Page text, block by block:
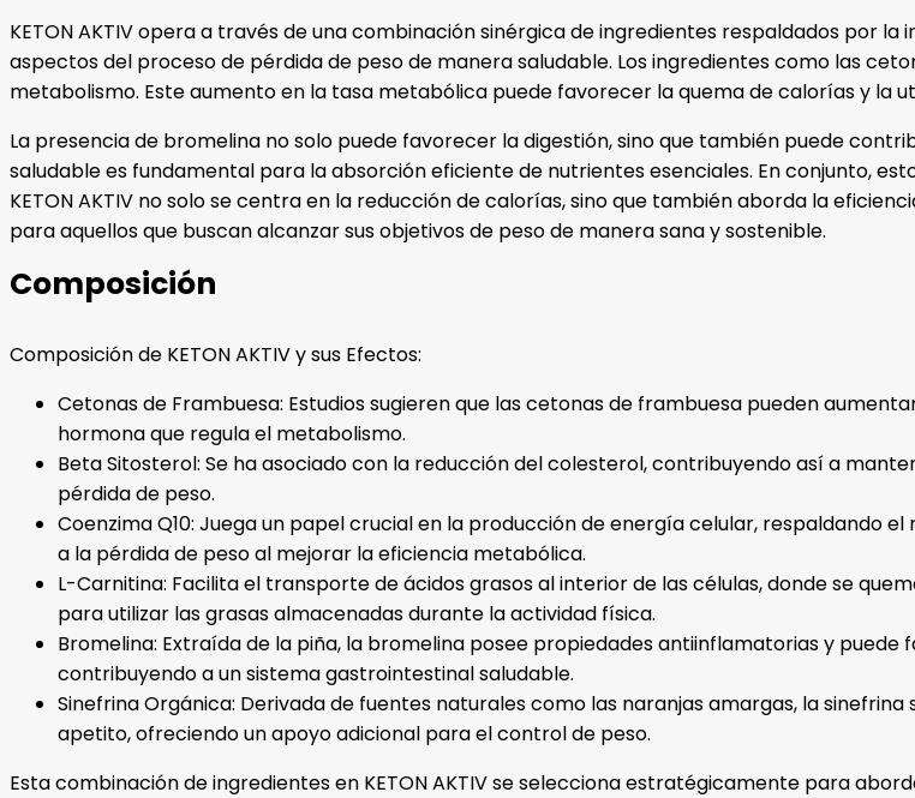
KETON AKTIV opera a través de una combinación sinérgica de ingredientes respaldados por
aspectos del proceso de pérdida de peso de manera saludable. Los ingredientes como las
metabolismo. Este aumento en la tasa metabólica puede favorecer la quema de calorías y la
La presencia de bromelina no solo puede favorecer la digestión, sino que también puede
saludable es fundamental para la absorción eficiente de nutrientes esenciales. En conjunto,
KETON AKTIV no solo se centra en la reducción de calorías, sino que también aborda la
para aquellos que buscan alcanzar sus objetivos de peso de manera sana y sostenible.
Composición
Composición de KETON AKTIV y sus Efectos:
Cetonas de Frambuesa: Estudios sugieren que las cetonas de frambuesa pueden
hormona que regula el metabolismo.
Beta Sitosterol: Se ha asociado con la reducción del colesterol, contribuyendo así a
pérdida de peso.
Coenzima Q10: Juega un papel crucial en la producción de energía celular, respaldando
a la pérdida de peso al mejorar la eficiencia metabólica.
L-Carnitina: Facilita el transporte de ácidos grasos al interior de las células, donde se
para utilizar las grasas almacenadas durante la actividad física.
Bromelina: Extraída de la piña, la bromelina posee propiedades antiinflamatorias y
contribuyendo a un sistema gastrointestinal saludable.
Sinefrina Orgánica: Derivada de fuentes naturales como las naranjas amargas, la
apetito, ofreciendo un apoyo adicional para el control de peso.
Esta combinación de ingredientes en KETON AKTIV se selecciona estratégicamente para